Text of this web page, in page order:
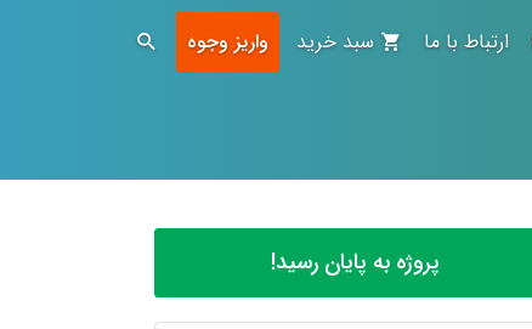
ارتباط با ما سبد خرید واریز وجوه
پروژه به پایان رسید!